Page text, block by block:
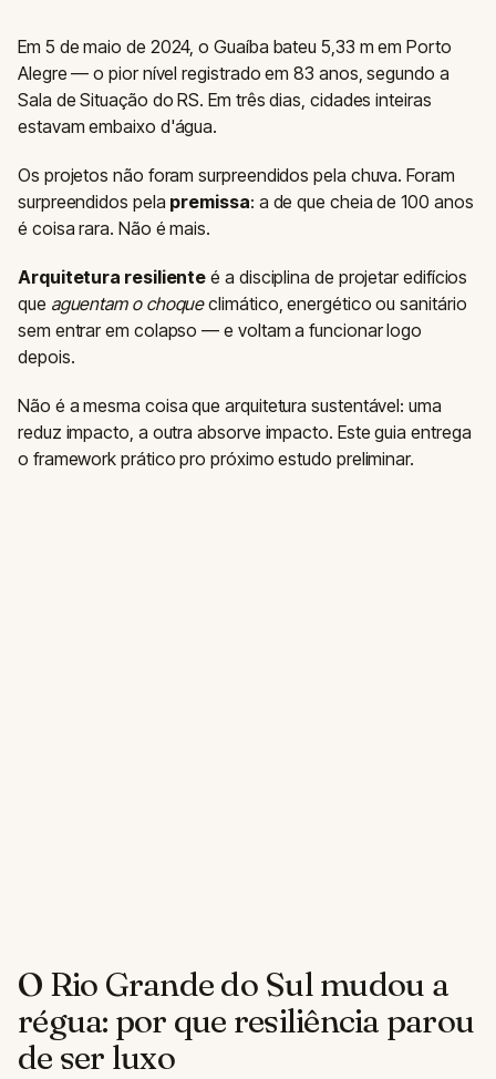
Em 5 de maio de 2024, o Guaíba bateu 5,33 m em Porto
Alegre — o pior nível registrado em 83 anos, segundo a
Sala de Situação do RS. Em três dias, cidades inteiras
estavam embaixo d'água.
Os projetos não foram surpreendidos pela chuva. Foram
surpreendidos pela premissa: a de que cheia de 100 anos
é coisa rara. Não é mais.
Arquitetura resiliente é a disciplina de projetar edifícios
que aguentam o choqueclimático, energético ou sanitário
sem entrar em colapso — e voltam a funcionar logo
depois.
Não é a mesma coisa que arquitetura sustentável: uma
reduz impacto, a outra absorve impacto. Este guia entrega
o framework prático pro próximo estudo preliminar.
O Rio Grande do Sul mudou a
régua: por que resiliência parou
de ser luxo